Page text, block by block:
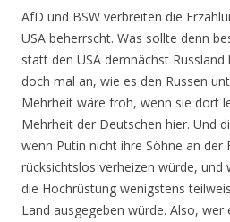
AfD und BSW verbreiten die
USA beherrscht. Was sollte denn
statt den USA demnächst Russland
doch mal an, wie es den Russen
Mehrheit wäre froh, wenn sie dort
Mehrheit der Deutschen hier. Und
wenn Putin nicht ihre Söhne an der
rücksichtslos verheizen würde, und
die Hochrüstung wenigstens
Land ausgegeben würde. Also,